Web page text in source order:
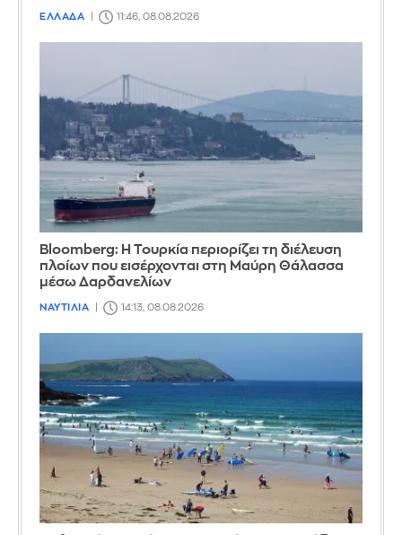
ΕΛΛΑΔΑ 11:46, 08.08.2026
Bloomberg: Η Τουρκία περιορίζει τη διέλευση
πλοίων που εισέρχονται στη Μαύρη Θάλασσα
μέσω Δαρδανελίων
ΝΑΥΤΙΛΙΑ 14:13, 08.08.2026